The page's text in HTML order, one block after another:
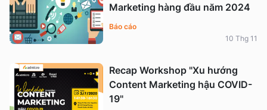
Marketing hàng đầu năm 2024
Báo cáo
10 Thg 11
Recap Workshop "Xu hướng
Content Marketing hậu COVID-
19"